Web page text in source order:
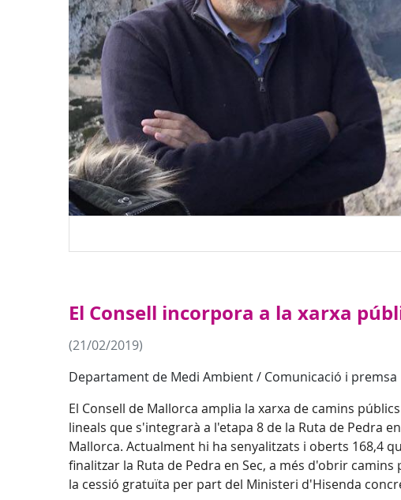
El Consell incorpora a la xarxa
(21/02/2019)
Departament de Medi Ambient / Comunicació i premsa
El Consell de Mallorca amplia la xarxa de camins
lineals que s'integrarà a l'etapa 8 de la Ruta de Pedra
Mallorca. Actualment hi ha senyalitzats i oberts 168,4
finalitzar la Ruta de Pedra en Sec, a més d'obrir
la cessió gratuïta per part del Ministeri d'Hisenda